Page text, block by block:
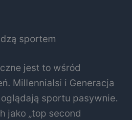
sportem
jest to wśród
Millennialsi i Generacja
sportu pasywnie.
jako „top second